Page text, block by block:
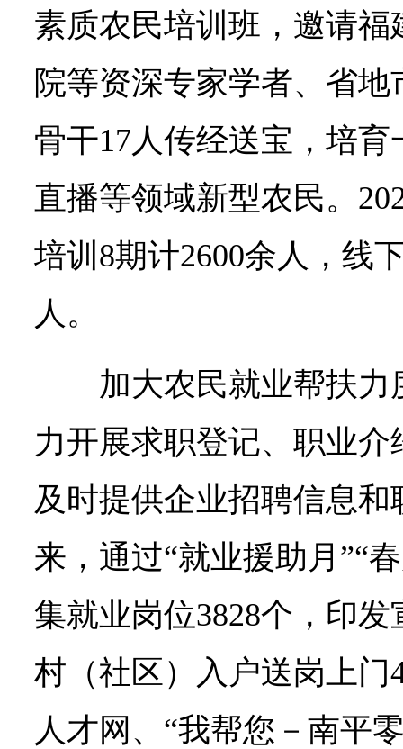
素质农民培训班，邀请
院等资深专家学者、省
骨干17人传经送宝，培
直播等领域新型农民。
培训8期计2600余人，线
人。
加大农民就业帮扶
力开展求职登记、职业
及时提供企业招聘信息
来，通过“就业援助月”“
集就业岗位3828个，印
村（社区）入户送岗上门
人才网、“我帮您－南平